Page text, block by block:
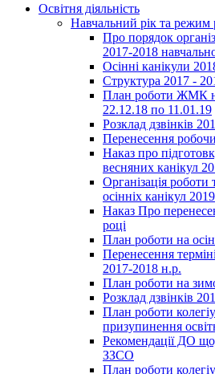
Освітня діяльність
Навчальний рік та режим
Про порядок
2017-2018
Осінні канікули
Структура 2017 -
План роботи ЖМК
22.12.18 по 11.01.19
Розклад дзвінків
Перенесення
Наказ про
весняних канікул
Організація роботи
осінніх канікул 2019
Наказ Про
році
План роботи на
Перенесення
2017-2018 н.р.
План роботи на
Розклад дзвінків
План роботи
призупинення
Рекомендації ДО
ЗЗСО
План роботи